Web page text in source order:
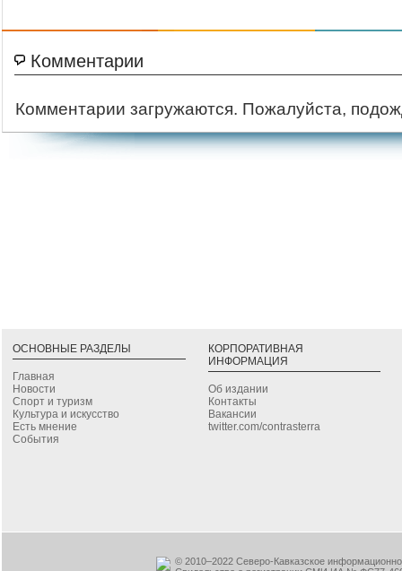
Комментарии
Комментарии загружаются. Пожалуйста,
ОСНОВНЫЕ РАЗДЕЛЫ
Главная
Новости
Спорт и туризм
Культура и искусство
Есть мнение
События
КОРПОРАТИВНАЯ
ИНФОРМАЦИЯ
Об издании
Контакты
Вакансии
twitter.com/contrasterra
© 2010–2022 Северо-Кавказское